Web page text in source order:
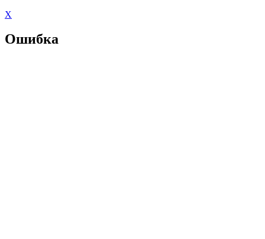
X
Ошибка